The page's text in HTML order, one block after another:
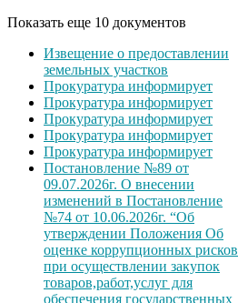
Показать еще 10 документов
Извещение о предоставлении
земельных участков
Прокуратура информирует
Прокуратура информирует
Прокуратура информирует
Прокуратура информирует
Прокуратура информирует
Постановление №89 от
09.07.2026г. О внесении
изменений в Постановление
№74 от 10.06.2026г. “Об
утверждении Положения Об
оценке коррупционных рисков
при осуществлении закупок
товаров,работ,услуг для
обеспечения государственных